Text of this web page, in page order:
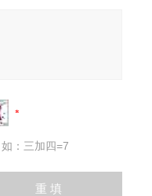
：三加四=7